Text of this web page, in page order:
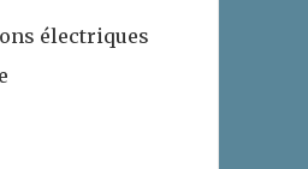
électriques